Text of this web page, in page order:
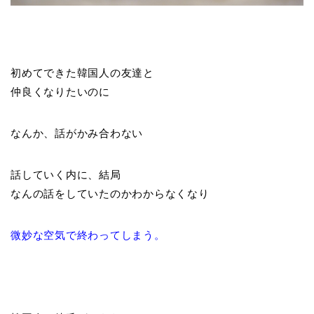
初めてできた韓国人の友達と
仲良くなりたいのに
なんか、話がかみ合わない
話していく内に、結局
なんの話をしていたのかわからなくなり
微妙な空気で終わってしまう。